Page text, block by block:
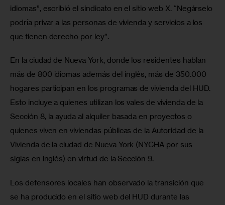
idiomas”, escribió el sindicato en el sitio web X. “Negárselo
podría privar a las personas de vivienda y servicios a los
que tienen derecho por ley”.
En la ciudad de Nueva York, donde los residentes hablan
más de 800 idiomas además del inglés, más de 350.000
hogares participan en los programas de vivienda del HUD.
Esto incluye a quienes utilizan los vales de vivienda de la
Sección 8, la ayuda al alquiler basada en proyectos o
quienes viven en viviendas públicas de la Autoridad de la
Vivienda de la ciudad de Nueva York (NYCHA por sus
siglas en inglés) en virtud de la Sección 9.
Los defensores locales han observado la transición que
se ha producido en el sitio web del HUD durante las